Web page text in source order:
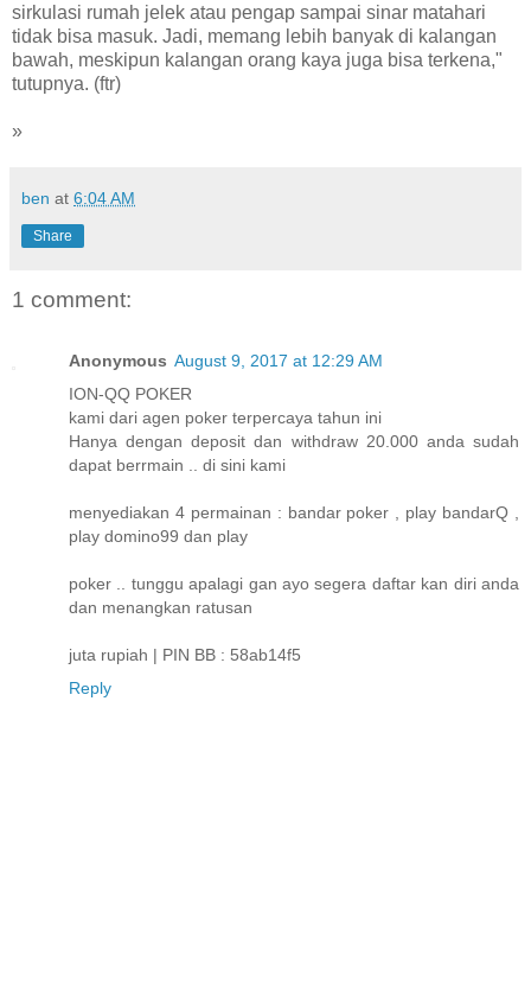
sirkulasi rumah jelek atau pengap sampai sinar matahari
tidak bisa masuk. Jadi, memang lebih banyak di kalangan
bawah, meskipun kalangan orang kaya juga bisa terkena,"
tutupnya. (ftr)
»
ben at 6:04 AM
Share
1 comment:
Anonymous August 9, 2017 at 12:29 AM
ION-QQ POKER
kami dari agen poker terpercaya tahun ini
Hanya dengan deposit dan withdraw 20.000 anda sudah
dapat berrmain .. di sini kami
menyediakan 4 permainan : bandar poker , play bandarQ ,
play domino99 dan play
poker .. tunggu apalagi gan ayo segera daftar kan diri anda
dan menangkan ratusan
juta rupiah | PIN BB : 58ab14f5
Reply